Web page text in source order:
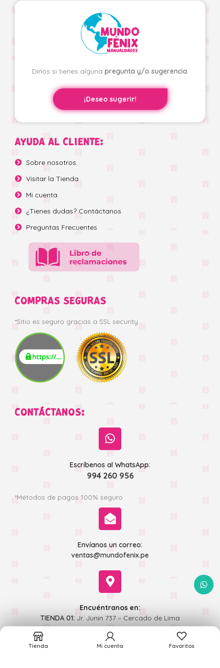
Dinos si tienes alguna pregunta y/o sugerencia.
¡Deseo sugerir!
AYUDA AL CLIENTE:
Sobre nosotros
Visitar la Tienda
Mi cuenta
¿Tienes dudas? Contáctanos
Preguntas Frecuentes
COMPRAS SEGURAS
*Sitio es seguro gracias a SSL security
CONTÁCTANOS:
Escríbenos al WhatsApp:
994 260 956
*Métodos de pagos 100% seguro
Envíanos un correo:
ventas@mundofenix.pe
Encuéntranos en:
TIENDA 01: Jr. Junin 737 – Cercado de Lima
TIENDA 02:Jr Andahuaylas 493 - Cercado de Lima
Tienda Mi cuenta Favoritos